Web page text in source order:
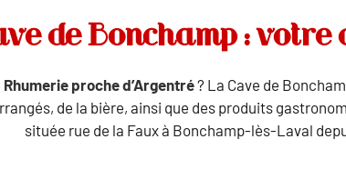
de Bonchamp :
Rhumerie proche d’Argentré? La Cave de
de la bière, ainsi que des produits
située rue de la Faux à Bonchamp-lès-Laval